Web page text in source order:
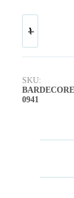
SKU:
0941